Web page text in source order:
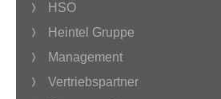
HSO
Heintel Gruppe
Management
Vertriebspartner